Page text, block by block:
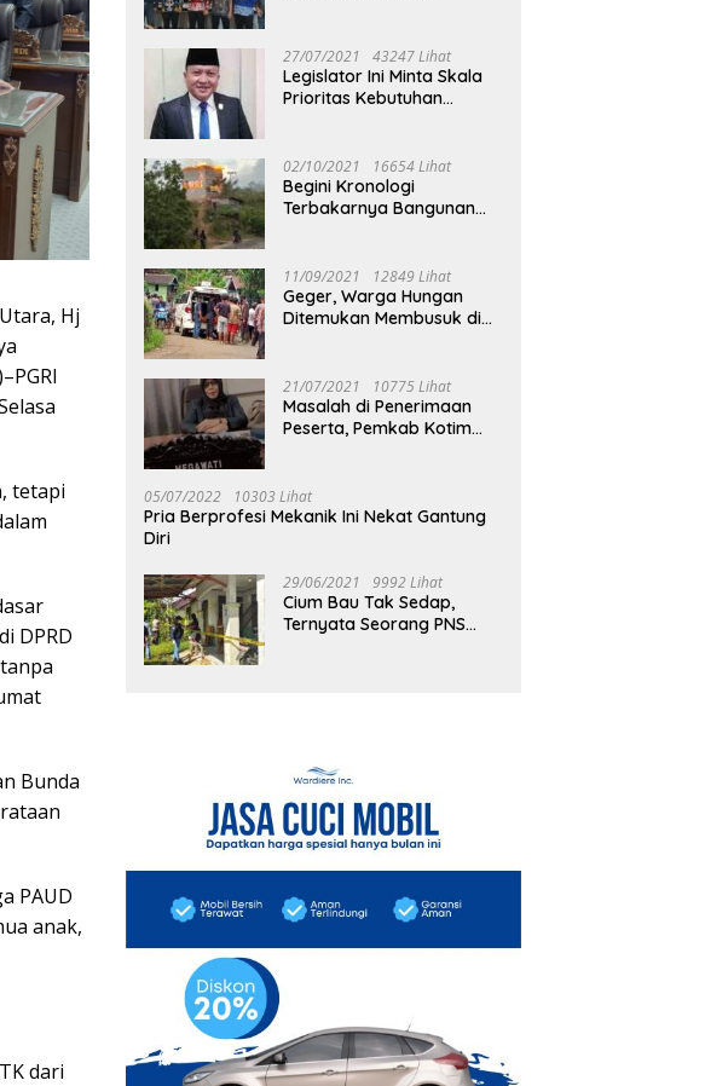
Hj
tetapi
DPRD
Bunda
PAUD
anak,
dari
27/07/2021 43247 Lihat
Legislator Ini Minta Skala
Prioritas Kebutuhan
02/10/2021 16654 Lihat
Begini Kronologi
Terbakarnya Bangunan
11/09/2021 12849 Lihat
Geger, Warga Hungan
Ditemukan Membusuk di
21/07/2021 10775 Lihat
Masalah di Penerimaan
Peserta, Pemkab Kotim
05/07/2022 10303 Lihat
Pria Berprofesi Mekanik Ini Nekat Gantung
Diri
29/06/2021 9992 Lihat
Cium Bau Tak Sedap,
Ternyata Seorang PNS